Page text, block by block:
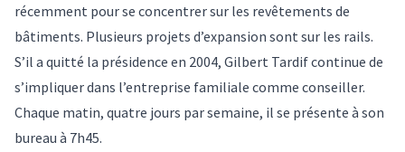
récemment pour se concentrer sur les revêtements de
bâtiments. Plusieurs projets d’expansion sont sur les rails.
S’il a quitté la présidence en 2004, Gilbert Tardif continue de
s’impliquer dans l’entreprise familiale comme conseiller.
Chaque matin, quatre jours par semaine, il se présente à son
bureau à 7h45.